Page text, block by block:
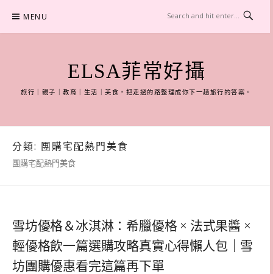
content
MENU
ELSA菲常好攝
旅行｜親子｜教育｜生活｜美食，把走過的路整理成你下一趟旅行的答案。
分類: 團購宅配熱門美食
團購宅配熱門美食
雪坊優格＆冰淇淋：希臘優格 × 法式果醬 ×
輕優格飲一篇選購攻略真實心得懶人包｜雪
坊團購優惠看完這篇再下單